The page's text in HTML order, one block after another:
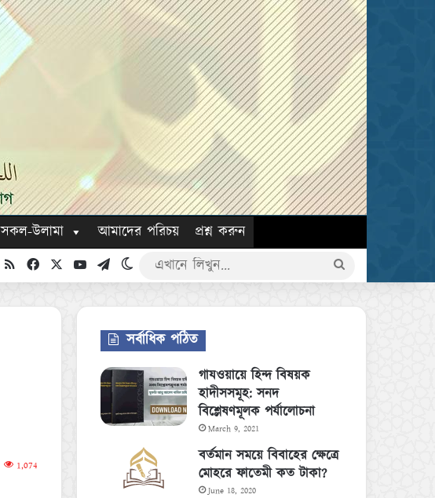
সকল-উলামা আমাদের পরিচয় প্রশ্ন করুন
RSS Facebook YouTubeTelegramSwitch skin
1,074
সর্বাধিক পঠিত
গাযওয়ায়ে হিন্দ বিষয়ক
হাদীসসমূহ: সনদ
বিশ্লেষণমূলক পর্যালোচনা
March 9, 2021
বর্তমান সময়ে বিবাহের ক্ষেত্রে
মোহরে ফাতেমী কত টাকা?
June 18, 2020